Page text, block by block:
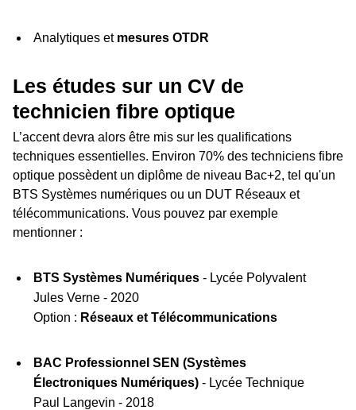
Analytiques et mesures OTDR
Les études sur un CV de
technicien fibre optique
L’accent devra alors être mis sur les qualifications
techniques essentielles. Environ 70% des techniciens fibre
optique possèdent un diplôme de niveau Bac+2, tel qu'un
BTS Systèmes numériques ou un DUT Réseaux et
télécommunications. Vous pouvez par exemple
mentionner :
BTS Systèmes Numériques- Lycée Polyvalent
Jules Verne - 2020
Option : Réseaux et Télécommunications
BAC Professionnel SEN (Systèmes
Électroniques Numériques)- Lycée Technique
Paul Langevin - 2018